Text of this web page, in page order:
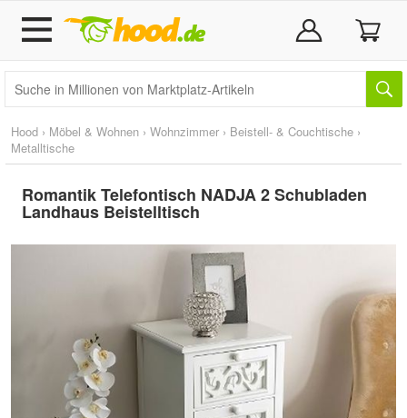
Hood › Möbel & Wohnen › Wohnzimmer › Beistell- & Couchtische ›
Metalltische
Romantik Telefontisch NADJA 2 Schubladen
Landhaus Beistelltisch